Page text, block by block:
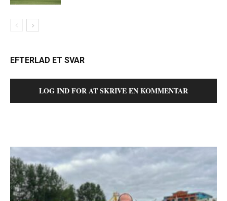
EFTERLAD ET SVAR
LOG IND FOR AT SKRIVE EN KOMMENTAR